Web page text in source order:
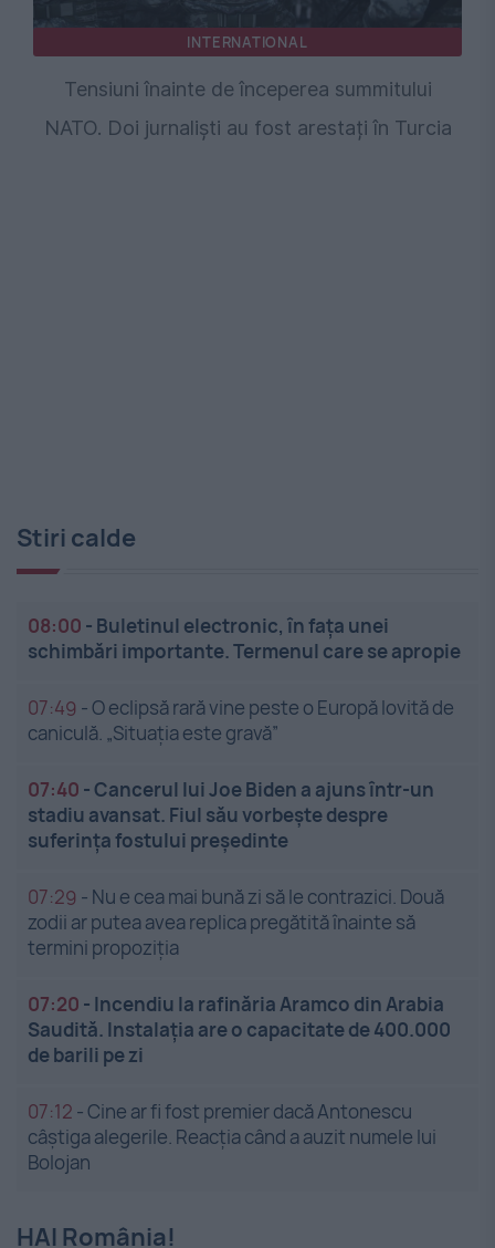
INTERNATIONAL
Tensiuni înainte de începerea summitului
NATO. Doi jurnaliști au fost arestați în Turcia
Stiri calde
08:00 - Buletinul electronic, în fața unei
schimbări importante. Termenul care se apropie
07:49 -O eclipsă rară vine peste o Europă lovită de
caniculă. „Situația este gravă”
07:40 -Cancerul lui Joe Biden a ajuns într-un
stadiu avansat. Fiul său vorbește despre
suferința fostului președinte
07:29 - Nu e cea mai bună zi să le contrazici. Două
zodii ar putea avea replica pregătită înainte să
termini propoziția
07:20 - Incendiu la rafinăria Aramco din Arabia
Saudită. Instalația are o capacitate de 400.000
de barili pe zi
07:12 -Cine ar fi fost premier dacă Antonescu
câștiga alegerile. Reacția când a auzit numele lui
Bolojan
HAI România!